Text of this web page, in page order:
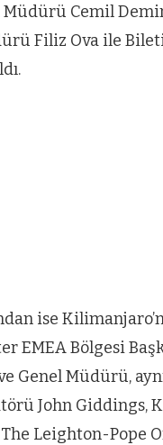
Cemil
Filiz Ova ile
ise
EMEA Bölgesi
Genel Müdürü,
John Giddings,
The Leighton-Pope